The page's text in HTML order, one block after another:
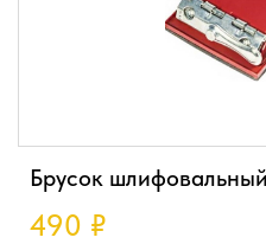
Брусок
490 ₽